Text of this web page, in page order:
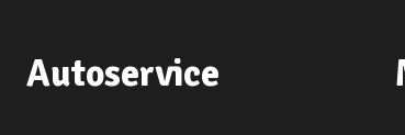
Autoservice